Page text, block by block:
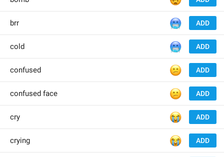
ADD
🥶
brr
ADD
🥶
cold
ADD
😕
confused
ADD
😕
confused face
ADD
😭
cry
ADD
😭
crying